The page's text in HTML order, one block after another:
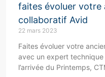
faites évoluer votre
collaboratif Avid
22 mars 2023
Faites évoluer votre
avec un expert technique
l’arrivée du Printemps,